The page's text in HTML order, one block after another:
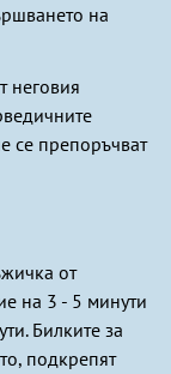
на
неговия
се препоръчват
от
на 3 - 5 минути
Билките за
подкрепят